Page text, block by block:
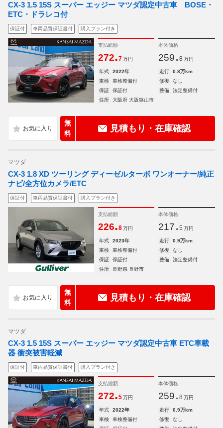
CX-3 1.5 15S スーパー エッジー マツダ認定中古車 BOSE・
ETC・ドラレコ付
保証付 車両品質保証書付 購入プラン付き
支払総額
272.7 万円
本体価格
259. 8 万円
年式 2022年 走行
0.8万km
車検
車検整備付 修復
なし
保証
保証付 整備
法定整備付
住所
大阪府 大阪狭山市
無
料
見積もり・在庫確認
マツダ
CX-3 1.8 XD ツーリング ディーゼルターボ ワンオーナー/純正
ナビ/全方位カメラ/ETC
保証付 車両品質保証書付 購入プラン付き
支払総額
226.8 万円
本体価格
217. 5 万円
年式 2023年 走行
0.9万km
車検
車検整備付 修復
なし
保証
保証付 整備
法定整備付
住所
長野県 長野市
無
料
見積もり・在庫確認
マツダ
CX-3 1.5 15S スーパー エッジー マツダ認定中古車 ETC車載
器 衝突被害軽減
保証付 車両品質保証書付 購入プラン付き
支払総額
272.5 万円
本体価格
259. 8 万円
年式 2022年 走行
0.9万km
車検
車検整備付 修復
なし